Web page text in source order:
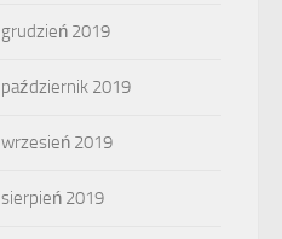
grudzień 2019
październik 2019
wrzesień 2019
sierpień 2019